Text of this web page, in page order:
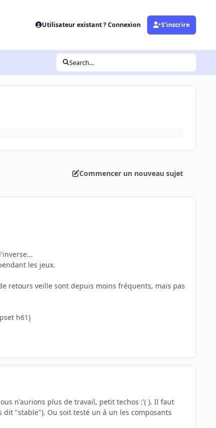
Utilisateur existant ? Connexion S’inscrire
Search...
Commencer un nouveau sujet
les jeux.
retours veille sont depuis moins fréquents, mais pas
h61)
n'aurions plus de travail, petit techos :'( ). Il faut
"stable"). Ou soit testé un à un les composants